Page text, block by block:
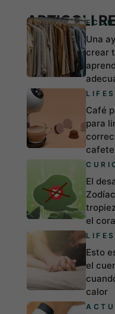
ARTICOLI
Una
crear
Café
para
El
el
Esto
el
calor